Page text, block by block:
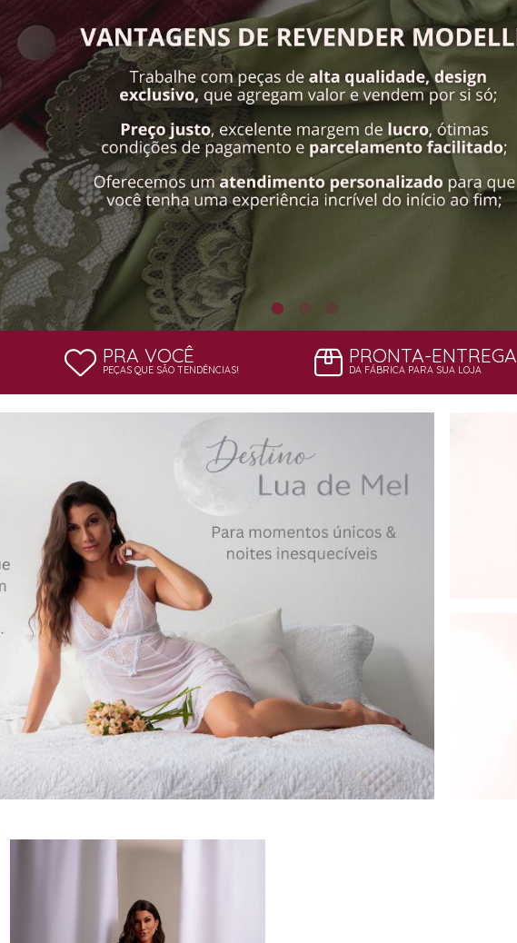
PRA VOCÊ
PEÇAS QUE SÃO TENDÊNCIAS!
PRONTA-ENTREGA
DA FÁBRICA PARA SUA LOJA